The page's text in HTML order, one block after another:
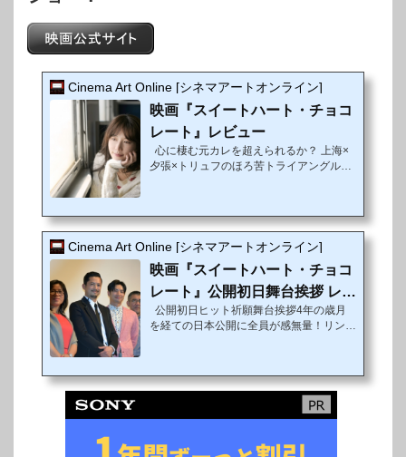
Cinema Art Online [シネマアートオンライン]
映画『スイートハート・チョコ
レート』レビュー
心に棲む元カレを超えられるか？ 上海×
夕張×トリュフのほろ苦トライアングル
店。リンユエ（リン・チーリン）が亡き恋
人・星野守（福地祐介）の味を引き継ぐ思
とはいえ、10年経ってもまだ、彼女は“守
のあの味”を探していた。教わったとおり
に作っても、初めて守の手作りトリュフを
口に含んだときの感動には及ばない。「大
Cinema Art Online [シネマアートオンライン]
映画『スイートハート・チョコ
レート』公開初日舞台挨拶 レポ
ート
公開初日ヒット祈願舞台挨拶4年の歳月
を経ての日本公開に全員が感無量！リン・
ト・チョコレート』が、シネ・リーブル池
袋にて公開初日を迎え、ヒット祈願舞台挨
拶イベントが行われた。舞台挨拶には、篠
ェル・ミー（米子 Mi Zi）プロデューサー